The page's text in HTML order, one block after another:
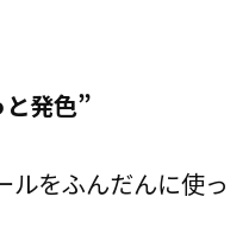
発色”
ルをふんだんに使っ